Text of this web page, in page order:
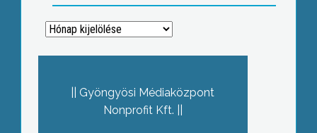
Archívum
Gyöngyösi Médiaközpont
Nonprofit Kft.